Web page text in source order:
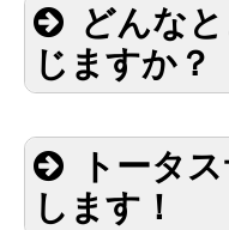
どんな
じますか？
トータ
します！